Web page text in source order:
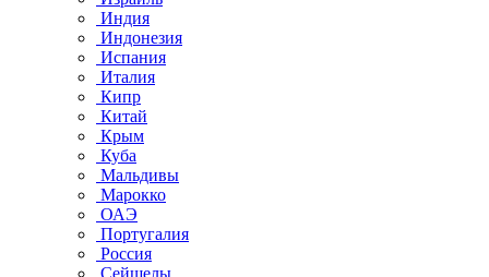
Индия
Индонезия
Испания
Италия
Кипр
Китай
Крым
Куба
Мальдивы
Марокко
ОАЭ
Португалия
Россия
Сейшелы